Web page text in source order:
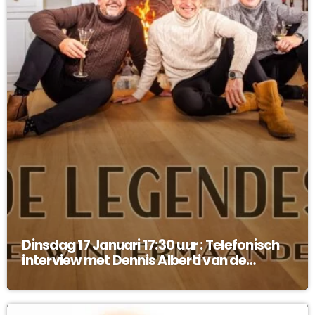
Dinsdag 17 Januari 17:30 uur : Telefonisch
interview met Dennis Alberti van de